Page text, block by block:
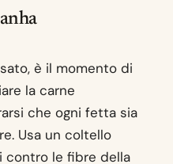
è il momento di
la carne
che ogni fetta sia
Usa un coltello
le fibre della